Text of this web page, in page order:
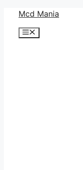
Mcd Mania
メ